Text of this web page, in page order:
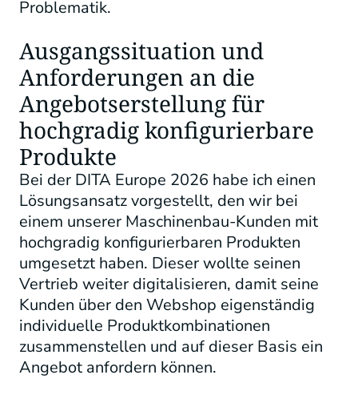
Problematik.
Ausgangssituation und
Anforderungen an die
Angebotserstellung für
hochgradig konfigurierbare
Produkte
Bei der DITA Europe 2026 habe ich einen
Lösungsansatz vorgestellt, den wir bei
einem unserer Maschinenbau-Kunden mit
hochgradig konfigurierbaren Produkten
umgesetzt haben. Dieser wollte seinen
Vertrieb weiter digitalisieren, damit seine
Kunden über den Webshop eigenständig
individuelle Produktkombinationen
zusammenstellen und auf dieser Basis ein
Angebot anfordern können.